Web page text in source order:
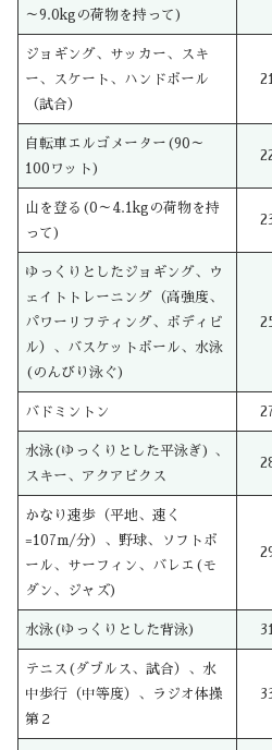
～9.0kgの荷物を持って)
ジョギング、サッカー、スキ
ー、スケート、ハンドボール
（試合）
自転車エルゴメーター(90～
100ワット)
山を登る(0～4.1kgの荷物を持
って)
ゆっくりとしたジョギング、ウ
ェイトトレーニング（高強度、
パワーリフティング、ボディビ
ル）、バスケットボール、水泳
(のんびり泳ぐ)
バドミントン
水泳(ゆっくりとした平泳ぎ) 、
スキー、アクアビクス
かなり速歩（平地、速く
=107m/分）、野球、ソフトボ
ール、サーフィン、バレエ(モ
ダン、ジャズ)
水泳(ゆっくりとした背泳)
テニス(ダブルス、試合）、水
中歩行（中等度）、ラジオ体操
第２